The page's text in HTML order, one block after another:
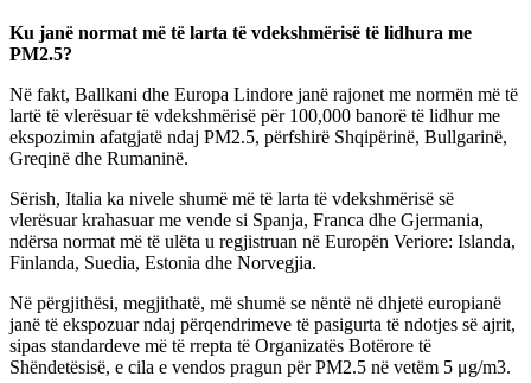
Ku janë normat më të larta të vdekshmërisë të lidhura me
PM2.5?
Në fakt, Ballkani dhe Europa Lindore janë rajonet me normën më të
lartë të vlerësuar të vdekshmërisë për 100,000 banorë të lidhur me
ekspozimin afatgjatë ndaj PM2.5, përfshirë Shqipërinë, Bullgarinë,
Greqinë dhe Rumaninë.
Sërish, Italia ka nivele shumë më të larta të vdekshmërisë së
vlerësuar krahasuar me vende si Spanja, Franca dhe Gjermania,
ndërsa normat më të ulëta u regjistruan në Europën Veriore: Islanda,
Finlanda, Suedia, Estonia dhe Norvegjia.
Në përgjithësi, megjithatë, më shumë se nëntë në dhjetë europianë
janë të ekspozuar ndaj përqendrimeve të pasigurta të ndotjes së ajrit,
sipas standardeve më të rrepta të Organizatës Botërore të
Shëndetësisë, e cila e vendos pragun për PM2.5 në vetëm 5 μg/m3.